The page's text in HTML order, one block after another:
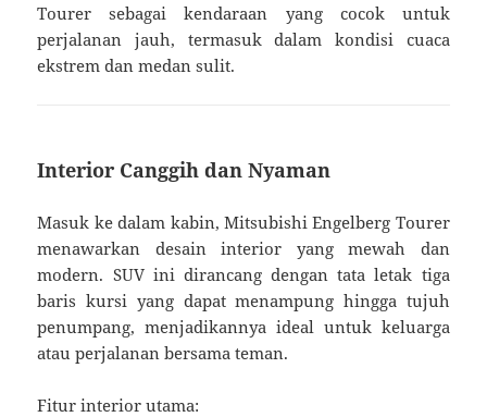
Tourer sebagai kendaraan yang cocok untuk
perjalanan jauh, termasuk dalam kondisi cuaca
ekstrem dan medan sulit.
Interior Canggih dan Nyaman
Masuk ke dalam kabin, Mitsubishi Engelberg Tourer
menawarkan desain interior yang mewah dan
modern. SUV ini dirancang dengan tata letak tiga
baris kursi yang dapat menampung hingga tujuh
penumpang, menjadikannya ideal untuk keluarga
atau perjalanan bersama teman.
Fitur interior utama: